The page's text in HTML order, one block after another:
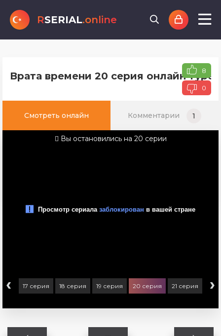
RSERIAL.online
Врата времени 20 серия онлайн 8
0
Смотреть онлайн Комментарии 1
Вы остановились на 20 серии
‹ 17 серия 18 серия 19 серия 20 серия 21 серия ›